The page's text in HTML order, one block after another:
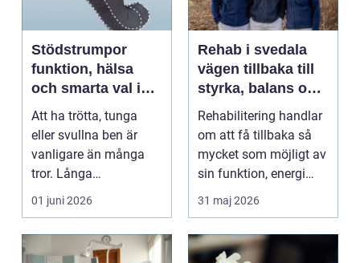
Stödstrumpor
funktion, hälsa
och smarta val i
vardagen
Att ha trötta, tunga
eller svullna ben är
vanligare än många
tror. Långa
arbetsdagar på hårda
golv, ...
01 juni 2026
Rehab i svedala
vägen tillbaka till
styrka, balans och
vardag
Rehabilitering handlar
om att få tillbaka så
mycket som möjligt av
sin funktion, energi
och trygghet...
31 maj 2026